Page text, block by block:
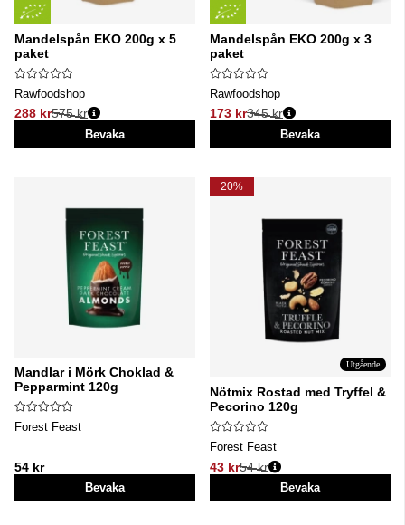
Mandelspån EKO 200g x 5
paket
Rawfoodshop
288 kr
Ordinarie pris:
575 kr
Bevaka
Mandelspån EKO 200g x 3
paket
Rawfoodshop
173 kr
Ordinarie pris:
345 kr
Bevaka
Mandlar i Mörk Choklad &
Pepparmint 120g
Forest Feast
54 kr
Bevaka
20%
Utgående
Nötmix Rostad med Tryffel &
Pecorino 120g
Forest Feast
43 kr
Ordinarie pris:
54 kr
Bevaka